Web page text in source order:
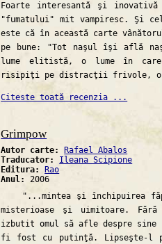
Foarte interesantă şi inovativă
"fumatului" mit vampiresc. Şi
este că în această carte
pe bune: "Tot naşul îşi află
lume elitistă, o lume în
risipiţi pe distracţii frivole, o
Citeste toată recenzia ...
Grimpow
Autor carte:
Rafael Abalos
Traducator: Ileana Scipione
Editura:
Rao
Anul:2006
"...mintea şi închipuirea
misterioase şi uimitoare.
izbutit omul să afle despre sine
fi fost cu putinţă. Lipseşte-l